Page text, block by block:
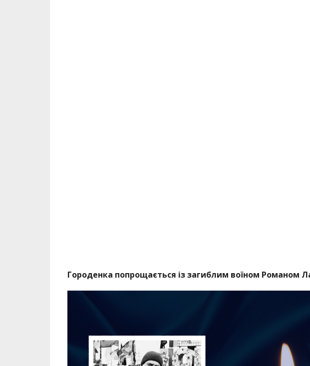
Городенка попрощається із загиблим воїном Романом